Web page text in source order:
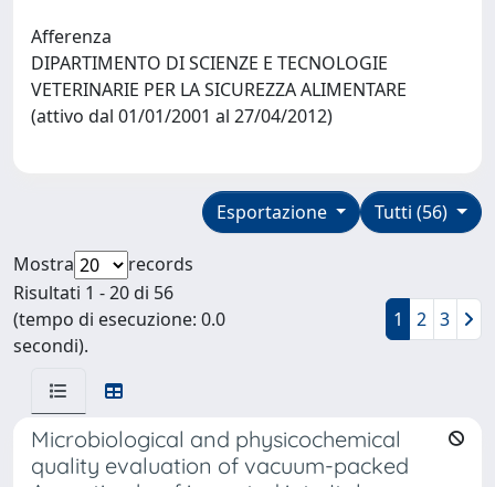
Afferenza
DIPARTIMENTO DI SCIENZE E TECNOLOGIE
VETERINARIE PER LA SICUREZZA ALIMENTARE
(attivo dal 01/01/2001 al 27/04/2012)
Tutti (56)
Esportazione
Mostra
records
Risultati 1 - 20 di 56
(tempo di esecuzione: 0.0
secondi).
1 2 3
Microbiological and physicochemical
quality evaluation of vacuum-packed